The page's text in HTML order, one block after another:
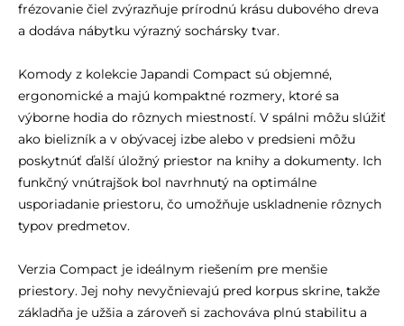
frézovanie čiel zvýrazňuje prírodnú krásu dubového dreva
a dodáva nábytku výrazný sochársky tvar.
Komody z kolekcie Japandi Compact sú objemné,
ergonomické a majú kompaktné rozmery, ktoré sa
výborne hodia do rôznych miestností. V spálni môžu slúžiť
ako bielizník a v obývacej izbe alebo v predsieni môžu
poskytnúť ďalší úložný priestor na knihy a dokumenty. Ich
funkčný vnútrajšok bol navrhnutý na optimálne
usporiadanie priestoru, čo umožňuje uskladnenie rôznych
typov predmetov.
Verzia Compact je ideálnym riešením pre menšie
priestory. Jej nohy nevyčnievajú pred korpus skrine, takže
základňa je užšia a zároveň si zachováva plnú stabilitu a